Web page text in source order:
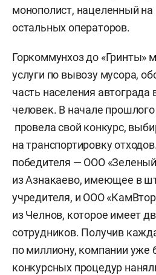
монополист, нацеленный на
остальных операторов.
Горкоммунхоз до «Гринты»
услуги по вывозу мусора,
часть населения
человек. В начале прошлого
провела свой конкурс,
на транспортировку
победителя — ООО
из Азнакаево, имеющее в
учредителя, и ООО
из Челнов, которое имеет
сотрудников. Получив
по миллиону, компании уже
конкурсных процедур